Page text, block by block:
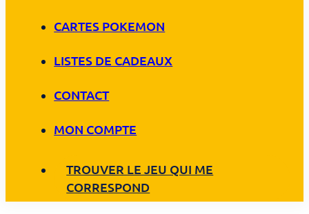
CARTES POKEMON
LISTES DE CADEAUX
CONTACT
MON COMPTE
TROUVER LE JEU QUI ME
CORRESPOND